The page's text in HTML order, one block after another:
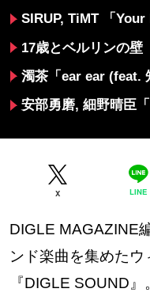
SIRUP, TiMT 「Your
17歳とベルリンの壁
濁茶「ear ear (feat.
安部勇磨, 細野晴臣「
X LINE
DIGLE MAGAZINE
ンド楽曲を集めたウ
『DIGLE SOUND